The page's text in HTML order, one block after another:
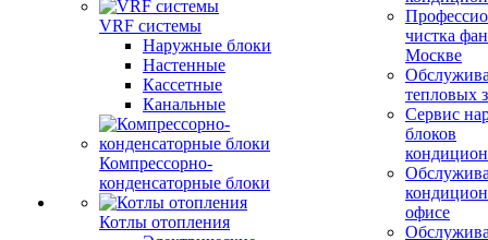
VRF системы
Наружные блоки
Настенные
Кассетные
Канальные
Компрессорно-
конденсаторные блоки
Котлы отопления
чистка
Москве
тепловых
Сервис
блоков
офисе